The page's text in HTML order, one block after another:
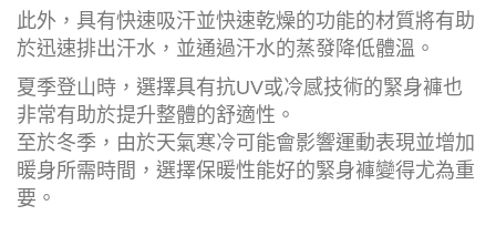
此外，具有快速吸汗並快速乾燥的功能的材質將有助
於迅速排出汗水，並通過汗水的蒸發降低體溫。
夏季登山時，選擇具有抗UV或冷感技術的緊身褲也
非常有助於提升整體的舒適性。
至於冬季，由於天氣寒冷可能會影響運動表現並增加
暖身所需時間，選擇保暖性能好的緊身褲變得尤為重
要。